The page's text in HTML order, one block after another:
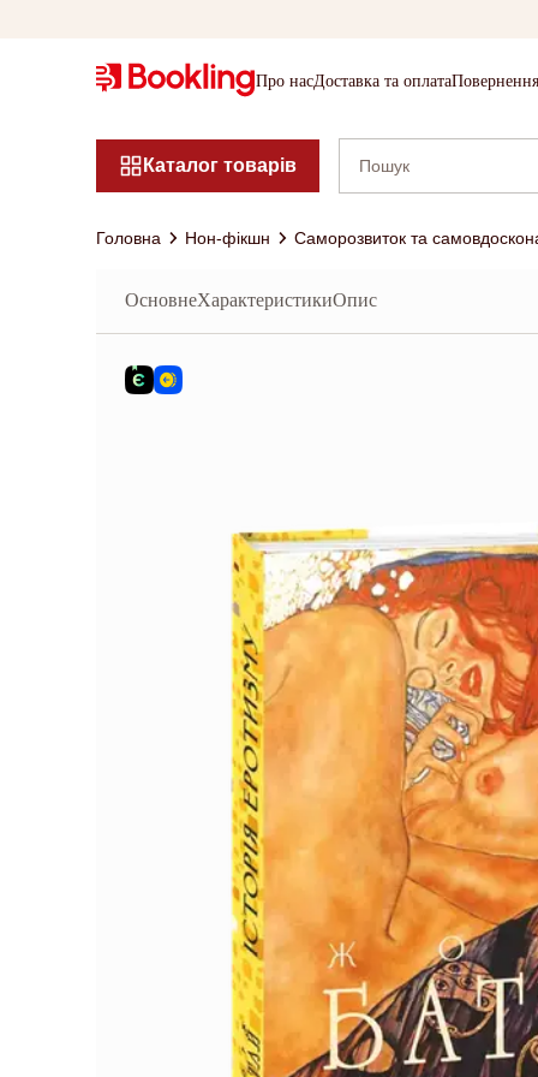
Про насДоставка та оплата
Каталог товарів
Головна Нон-фікшн Саморозвиток та
ОсновнеХарактеристикиОпис